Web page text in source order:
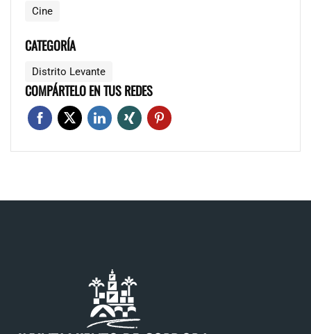
Cine
CATEGORÍA
Distrito Levante
COMPÁRTELO EN TUS REDES